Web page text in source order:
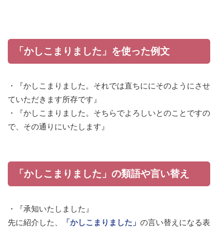
「かしこまりました」を使った例文
・『かしこまりました。それでは直ちににそのようにさせ
ていただきます所存です』
・『かしこまりました。そちらでよろしいとのことですの
で、その通りにいたします』
「かしこまりました」の類語や言い替え
・『承知いたしました』
先に紹介した、
「かしこまりました」 の言い替えになる表